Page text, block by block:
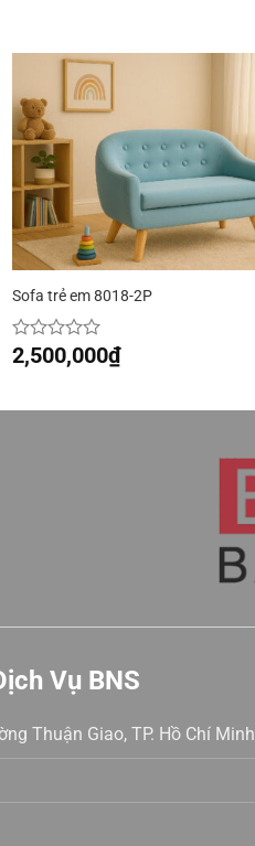
Sofa trẻ em 8018-2P
Được
xếp
2,500,000₫
Vụ BNS
Thuận Giao, TP. Hồ Chí Minh